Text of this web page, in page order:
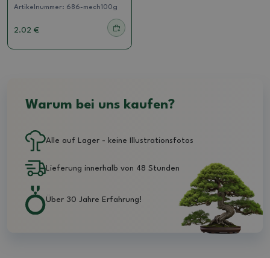
Artikelnummer: 686-mech100g
2.02 €
Warum bei uns kaufen?
Alle auf Lager - keine Illustrationsfotos
Lieferung innerhalb von 48 Stunden
Über 30 Jahre Erfahrung!